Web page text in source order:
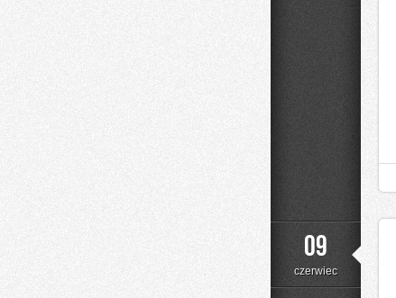
09
czerwiec